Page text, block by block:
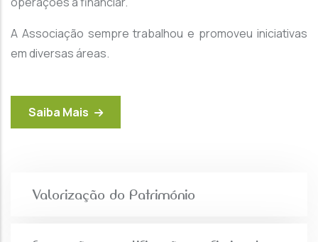
A Associação sempre trabalhou e promoveu iniciativas
em diversas áreas.
Saiba Mais
Valorização do Património